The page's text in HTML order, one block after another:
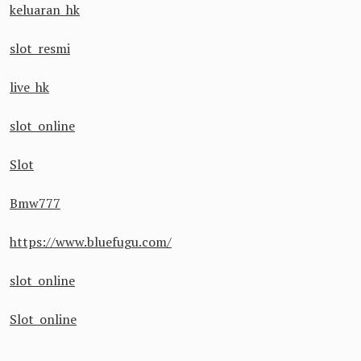
keluaran hk
slot resmi
live hk
slot online
Slot
Bmw777
https://www.bluefugu.com/
slot online
Slot online